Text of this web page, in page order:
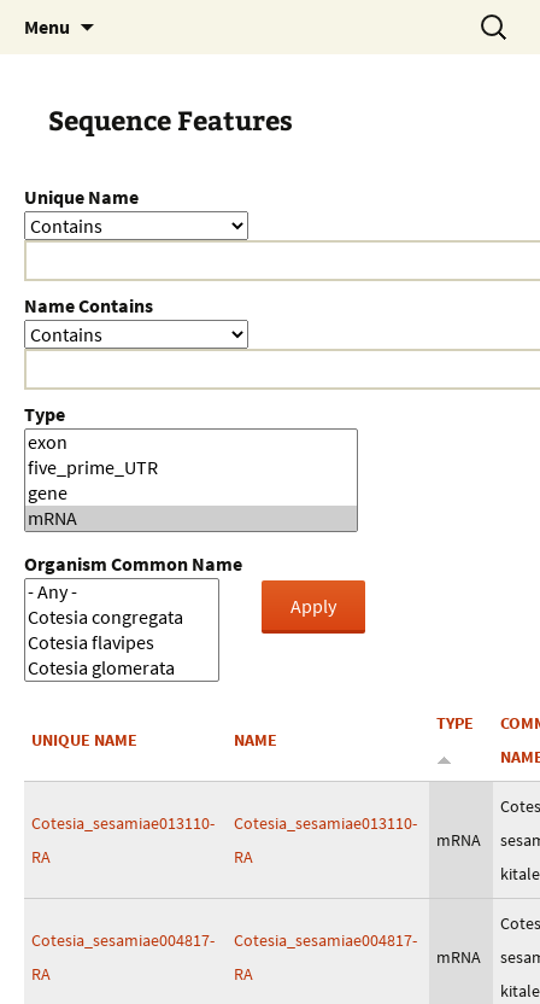
Menu
Search
for:
Sequence Features
Unique Name
Name Contains
Type
Organism Common Name
UNIQUE NAME NAME
TYPE
Cotesia_sesamiae013110-
RA
Cotesia_sesamiae013110-
RA
mRNA
kitale
Cotesia_sesamiae004817-
RA
Cotesia_sesamiae004817-
RA
mRNA
kitale